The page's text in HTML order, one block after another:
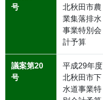
号
北秋田市農
業集落排水
事業特別会
計予算
議案第20
号
平成29年度
北秋田市下
水道事業特